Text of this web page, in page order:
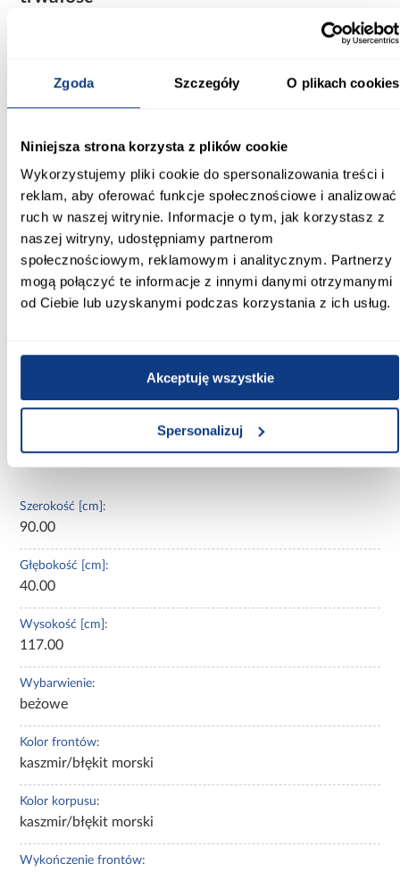
Zgoda Szczegóły O plikach cookies
Niniejsza strona korzysta z plików cookie
Wykorzystujemy pliki cookie do spersonalizowania treści i
reklam, aby oferować funkcje społecznościowe i analizować
ruch w naszej witrynie. Informacje o tym, jak korzystasz z
naszej witryny, udostępniamy partnerom
społecznościowym, reklamowym i analitycznym. Partnerzy
mogą połączyć te informacje z innymi danymi otrzymanymi
od Ciebie lub uzyskanymi podczas korzystania z ich usług.
Akceptuję wszystkie
Spersonalizuj
Fronty oraz korpus wykonano z płyty wiórowej laminowanej, co
zapewnia odpowiednią odporność na użytkowanie oraz łatwość
charakter. Całość waży 43,5 kg i wymaga samodzielnego
Regał dwudrzwiowy Lorin –
funkcjonalność w nowoczesnym wydaniu
Model Lorin nie posiada oświetlenia ani opcji jego montażu, dzięki
czemu zachowuje prostą, minimalistyczną formę. Dwudrzwiowe
rozwiązanie zapewnia wygodny dostęp do wnętrza oraz
estetyczne ukrycie przechowywanych przedmiotów. To
praktyczny wybór do salonu, gabinetu, sypialni czy pokoju
młodzieżowego.
Regał Lorin do wnętrz nowoczesnych –
porządek. Neutralna baza kolorystyczna przełamana błękitnym
estetycznym elementem wyposażenia domu lub biura.
Informacje Transport Informacje o
Szerokość [cm]:
90.00
Głębokość [cm]:
40.00
Wysokość [cm]:
117.00
Wybarwienie:
beżowe
Kolor frontów:
kaszmir/błękit morski
Kolor korpusu:
kaszmir/błękit morski
Wykończenie frontów: